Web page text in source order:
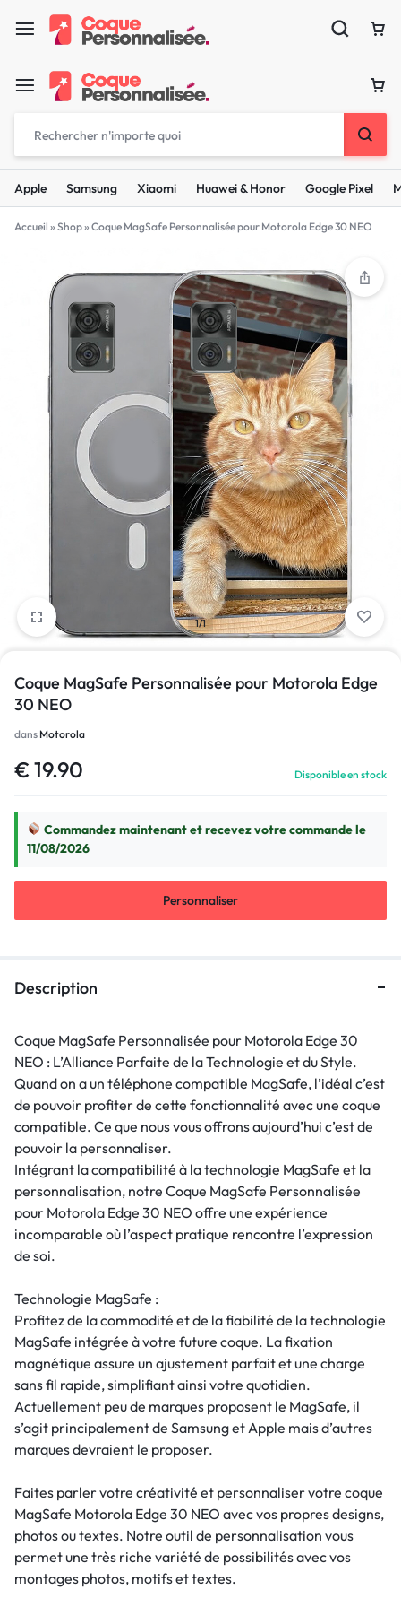
Apple Samsung Xiaomi Huawei & Honor Google Pixel
Accueil » Shop» Coque MagSafe Personnalisée pour Motorola Edge 30 NEO
1/1
Coque MagSafe Personnalisée pour Motorola Edge
30 NEO
dans Motorola
€ 19.90 Disponible en stock
Commandez maintenant et recevez votre commande le
11/08/2026
Personnaliser
Description
Coque MagSafe Personnalisée pour Motorola Edge 30
NEO : L’Alliance Parfaite de la Technologie et du Style.
Quand on a un téléphone compatible MagSafe, l’idéal c’est
de pouvoir profiter de cette fonctionnalité avec une coque
compatible. Ce que nous vous offrons aujourd’hui c’est de
pouvoir la personnaliser.
Intégrant la compatibilité à la technologie MagSafe et la
personnalisation, notre Coque MagSafe Personnalisée
pour Motorola Edge 30 NEO offre une expérience
incomparable où l’aspect pratique rencontre l’expression
de soi.
Technologie MagSafe :
Profitez de la commodité et de la fiabilité de la technologie
MagSafe intégrée à votre future coque. La fixation
magnétique assure un ajustement parfait et une charge
sans fil rapide, simplifiant ainsi votre quotidien.
Actuellement peu de marques proposent le MagSafe, il
s’agit principalement de Samsung et Apple mais d’autres
marques devraient le proposer.
Faites parler votre créativité et personnaliser votre coque
MagSafe Motorola Edge 30 NEO avec vos propres designs,
photos ou textes. Notre outil de personnalisation vous
permet une très riche variété de possibilités avec vos
montages photos, motifs et textes.